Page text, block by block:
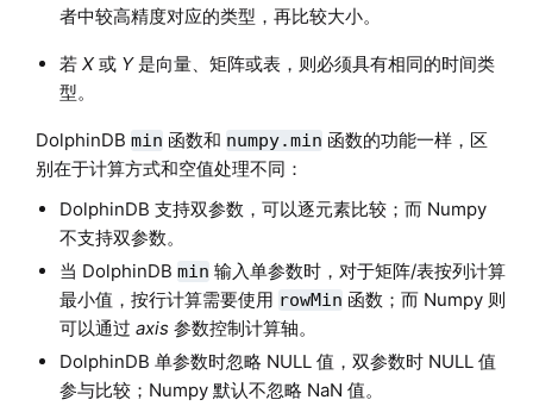
者中较高精度对应的类型，再比较大小。
若 X或 Y是向量、矩阵或表，则必须具有相同的时间类
型。
DolphinDB min 函数和 numpy.min 函数的功能一样，区
别在于计算方式和空值处理不同：
DolphinDB 支持双参数，可以逐元素比较；而 Numpy
不支持双参数。
当 DolphinDB min 输入单参数时，对于矩阵/表按列计算
最小值，按行计算需要使用 rowMin 函数；而 Numpy 则
可以通过 axis参数控制计算轴。
DolphinDB 单参数时忽略 NULL 值，双参数时 NULL 值
参与比较；Numpy 默认不忽略 NaN 值。